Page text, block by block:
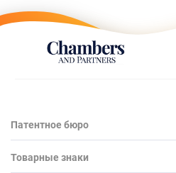
Патентное бюро
Товарные знаки